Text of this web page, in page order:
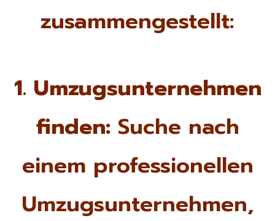
zusammengestellt:
1. Umzugsunternehmen
finden:Suche nach
einem professionellen
Umzugsunternehmen,